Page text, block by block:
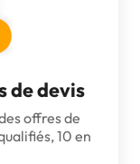
de devis
offres de
10 en